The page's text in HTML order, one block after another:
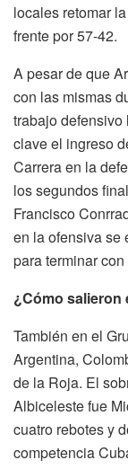
locales retomar
frente por 57-42.
A pesar de que
con las mismas
trabajo defensivo
clave el ingreso
Carrera en la
los segundos
Francisco
en la ofensiva se
para terminar
¿Cómo salieron
También en el
Argentina,
de la Roja. El
Albiceleste fue
cuatro rebotes y
competencia